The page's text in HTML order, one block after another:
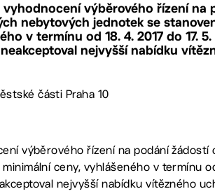
vyhodnocení výběrového řízení na
nebytových jednotek se
v termínu od 18. 4. 2017 do 17.
nejvyšší nabídku
části Praha 10
výběrového řízení na podání
ceny, vyhlášeného v termínu
nejvyšší nabídku vítězného